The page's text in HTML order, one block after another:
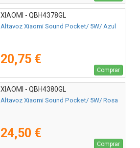
XIAOMI - QBH4378GL
Altavoz Xiaomi Sound Pocket/ 5W/ Azul
20,75 €
Comprar
XIAOMI - QBH4380GL
Altavoz Xiaomi Sound Pocket/ 5W/ Rosa
24,50 €
Comprar